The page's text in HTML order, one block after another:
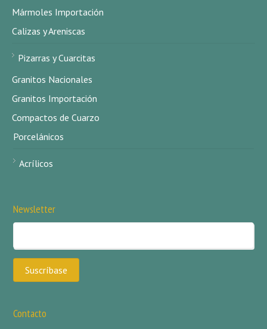
Mármoles Importación
Calizas y Areniscas
Pizarras y Cuarcitas
Granitos Nacionales
Granitos Importación
Compactos de Cuarzo
Porcelánicos
Acrílicos
Newsletter
Contacto